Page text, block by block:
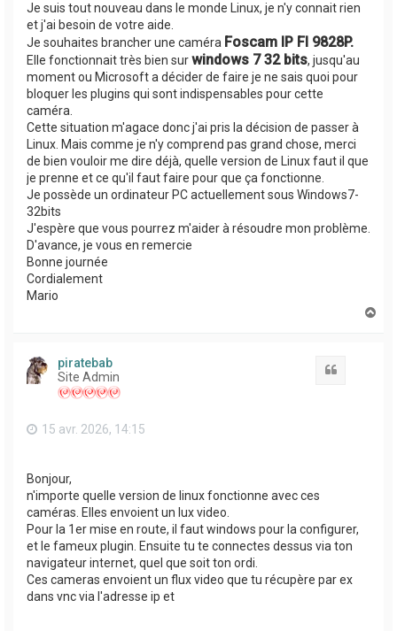
Je suis tout nouveau dans le monde Linux, je n'y connait rien
et j'ai besoin de votre aide.
Je souhaites brancher une caméra Foscam IP FI 9828P.
Elle fonctionnait très bien surwindows 7 32 bits, jusqu'au
moment ou Microsoft a décider de faire je ne sais quoi pour
bloquer les plugins qui sont indispensables pour cette
caméra.
Cette situation m'agace donc j'ai pris la décision de passer à
Linux. Mais comme je n'y comprend pas grand chose, merci
de bien vouloir me dire déjà, quelle version de Linux faut il que
je prenne et ce qu'il faut faire pour que ça fonctionne.
Je possède un ordinateur PC actuellement sous Windows7-
32bits
J'espère que vous pourrez m'aider à résoudre mon problème.
D'avance, je vous en remercie
Bonne journée
Cordialement
Mario
piratebab
Site Admin
15 avr. 2026, 14:15
Bonjour,
n'importe quelle version de linux fonctionne avec ces
caméras. Elles envoient un lux video.
Pour la 1er mise en route, il faut windows pour la configurer,
et le fameux plugin. Ensuite tu te connectes dessus via ton
navigateur internet, quel que soit ton ordi.
Ces cameras envoient un flux video que tu récupère par ex
dans vnc via l'adresse ip et